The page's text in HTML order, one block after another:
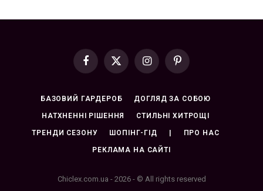
Facebook
X
InstagramPinterest
БАЗОВИЙ ГАРДЕРОБ ДОГЛЯД ЗА СОБОЮ
НАТХНЕННІ РІШЕННЯ СТИЛЬНІ ХИТРОЩІ
ТРЕНДИ СЕЗОНУ ШОПІНГ-ГІД | ПРО НАС
РЕКЛАМА НА САЙТІ
Chiclex.com.ua - 2026 - © All rights reserved